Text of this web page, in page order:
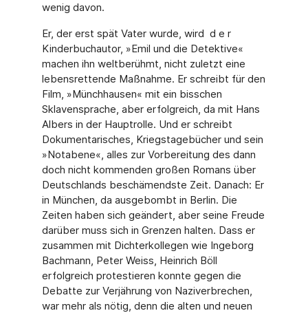
wenig davon.
Er, der erst spät Vater wurde, wird d e r
Kinderbuchautor, »Emil und die Detektive«
machen ihn weltberühmt, nicht zuletzt eine
lebensrettende Maßnahme. Er schreibt für den
Film, »Münchhausen« mit ein bisschen
Sklavensprache, aber erfolgreich, da mit Hans
Albers in der Hauptrolle. Und er schreibt
Dokumentarisches, Kriegstagebücher und sein
»Notabene«, alles zur Vorbereitung des dann
doch nicht kommenden großen Romans über
Deutschlands beschämendste Zeit. Danach: Er
in München, da ausge­bombt in Berlin. Die
Zeiten haben sich geändert, aber seine Freude
darüber muss sich in Grenzen halten. Dass er
zusammen mit Dichterkollegen wie Ingeborg
Bachmann, Peter Weiss, Heinrich Böll
erfolgreich protestieren konnte gegen die
Debatte zur Verjäh­rung von Naziverbrechen,
war mehr als nötig, denn die alten und neuen